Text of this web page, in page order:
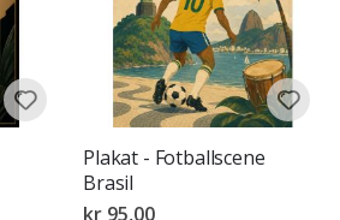
Plakat - Fotballscene
Brasil
kr 95,00